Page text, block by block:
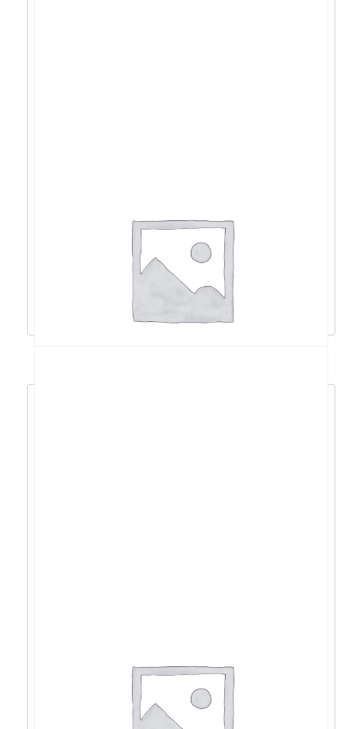
125U/32GB/1TB/IntHD/14”/W11P –
21M7000KSC
1.463,96€ 1.317,57€
5500U/20GB/512GB/15,6″FHD/DOS –
NX.KSJEX.01U
531,94€ 478,75 €